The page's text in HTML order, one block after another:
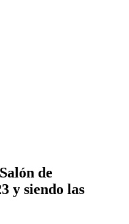
de
y siendo las